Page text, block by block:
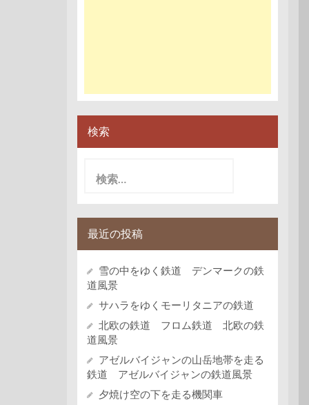
検索
最近の投稿
雪の中をゆく鉄道 デンマークの鉄
道風景
サハラをゆくモーリタニアの鉄道
北欧の鉄道 フロム鉄道 北欧の鉄
道風景
アゼルバイジャンの山岳地帯を走る
鉄道 アゼルバイジャンの鉄道風景
夕焼け空の下を走る機関車